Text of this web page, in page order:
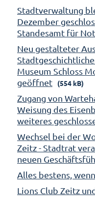
Stadtverwaltung
Dezember
Standesamt für
Neu gestalteter
Museum Schloss
geöffnet
(554 kB)
Zugang von
Weisung des
weiteres
Wechsel bei der
Zeitz - Stadtrat
neuen
Alles bestens,
Lions Club Zeitz